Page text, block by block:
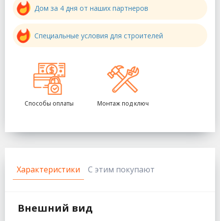
Дом за 4 дня от наших партнеров
Специальные условия для строителей
Способы оплаты Монтаж под ключ
Характеристики С этим покупают
Внешний вид